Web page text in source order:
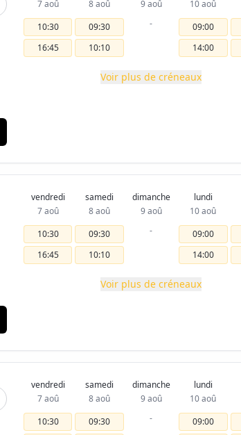
7 aoû
10:30
16:45
8 aoû
09:30
10:10
9 aoû
-
10 aoû
09:00
14:00
Voir plus de créneaux
vendredi
7 aoû
10:30
16:45
samedi
8 aoû
09:30
10:10
dimanche
9 aoû
-
lundi
10 aoû
09:00
14:00
Voir plus de créneaux
vendredi
7 aoû
10:30
samedi
8 aoû
09:30
dimanche
9 aoû
-
lundi
10 aoû
09:00